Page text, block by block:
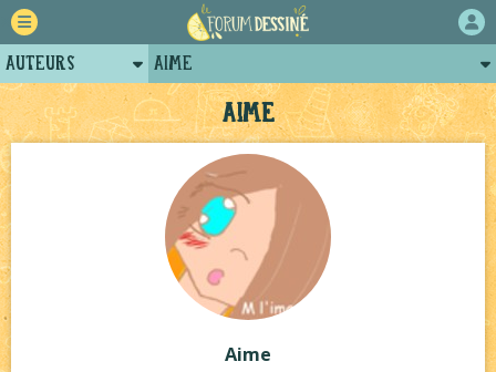
Aime
Aime
Auteurs
Retour
Forum
Projets
Tutoriels
Aime
Posts d'Aime